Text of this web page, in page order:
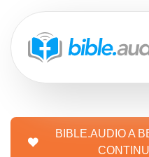
BIBLE.AUDIO A